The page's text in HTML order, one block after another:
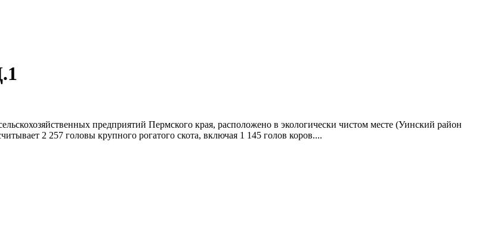
предприятий Пермского края, расположено в экологически чистом месте (Уинский район
2 257 головы крупного рогатого скота, включая 1 145 голов коров....